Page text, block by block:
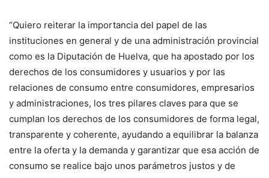
“Quiero reiterar la importancia del papel de las
instituciones en general y de una administración provincial
como es la Diputación de Huelva, que ha apostado por los
derechos de los consumidores y usuarios y por las
relaciones de consumo entre consumidores, empresarios
y administraciones, los tres pilares claves para que se
cumplan los derechos de los consumidores de forma legal,
transparente y coherente, ayudando a equilibrar la balanza
entre la oferta y la demanda y garantizar que esa acción de
consumo se realice bajo unos parámetros justos y de